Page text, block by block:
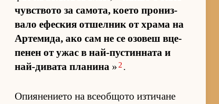
чув­с­т­вото за са­мо­та, ко­ето про­низ­
вало ефес­кия от­шел­ник от храма на
Ар­те­ми­да, ако сам не се озо­веш вце­
пе­нен от ужас в най-пус­тин­ната и
най-ди­вата пла­нина » 2 .
Опиянението на всеобщото изтичане